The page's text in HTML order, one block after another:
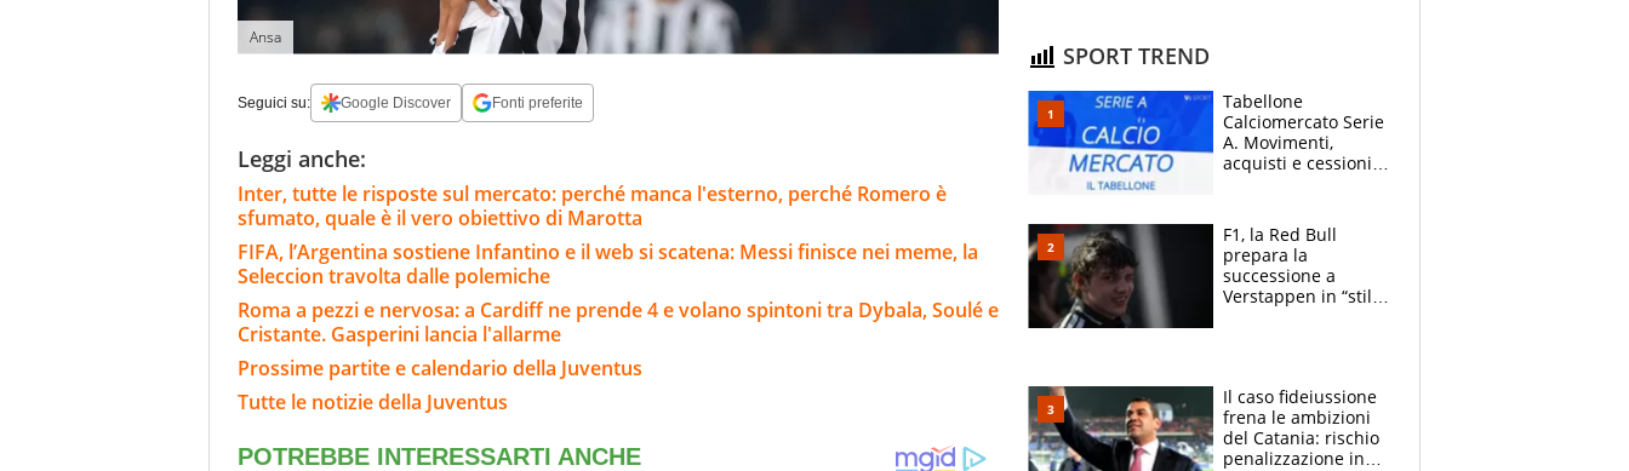
Ansa
Seguici su: Google Discover Fonti preferite
Leggi anche:
Inter, tutte le risposte sul mercato: perché manca l'esterno, perché Romero è
sfumato, quale è il vero obiettivo di Marotta
FIFA, l’Argentina sostiene Infantino e il web si scatena: Messi finisce nei meme, la
Seleccion travolta dalle polemiche
Roma a pezzi e nervosa: a Cardiff ne prende 4 e volano spintoni tra Dybala, Soulé e
Cristante. Gasperini lancia l'allarme
Prossime partite e calendario della Juventus
Tutte le notizie della Juventus
SPORT TREND
Tabellone
Calciomercato Serie
A. Movimenti,
acquisti e cessioni:
F1, la Red Bull
prepara la
successione a
Verstappen in “stile
Il caso fideiussione
frena le ambizioni
del Catania: rischio
penalizzazione in